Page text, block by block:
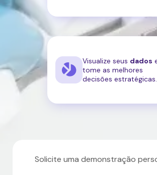
Visualize seus dados
tome as melhores
decisões estratégicas.
Solicite uma demonstração